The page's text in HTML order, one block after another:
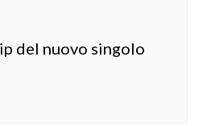
del nuovo singolo